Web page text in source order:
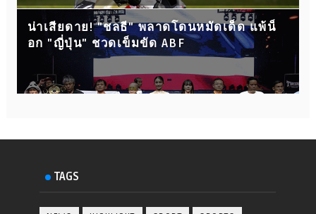
น่าเสียดาย! "ชลธี" พลาดโดนหมัดเด็ด แพ้น็
อก "ญี่ปุ่น" ชวดเข็มขัด ABF
TAGS